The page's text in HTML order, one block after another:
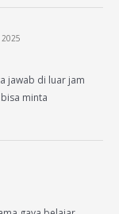
jawab di luar jam
minta